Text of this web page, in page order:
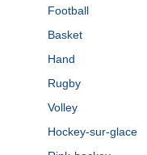
Football
Basket
Hand
Rugby
Volley
Hockey-sur-glace